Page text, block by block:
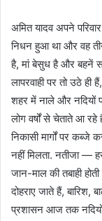
अमित यादव अपने
निधन हुआ था और वह
है, मां बेसुध है और बहनें
लापरवाही पर तो उठे
शहर में नाले और नदियों
लोग वर्षों से चेताते आ
निकासी मार्गों पर कब्जे
नहीं मिलता. नतीजा —
जान-माल की तबाही
दोहराए जाते हैं, बारिश,
प्रशासन आज तक